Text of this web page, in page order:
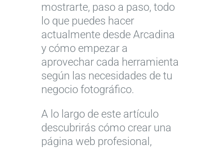
mostrarte, paso a paso, todo
lo que puedes hacer
actualmente desde Arcadina
y cómo empezar a
aprovechar cada herramienta
según las necesidades de tu
negocio fotográfico.
A lo largo de este artículo
descubrirás cómo crear una
página web profesional,